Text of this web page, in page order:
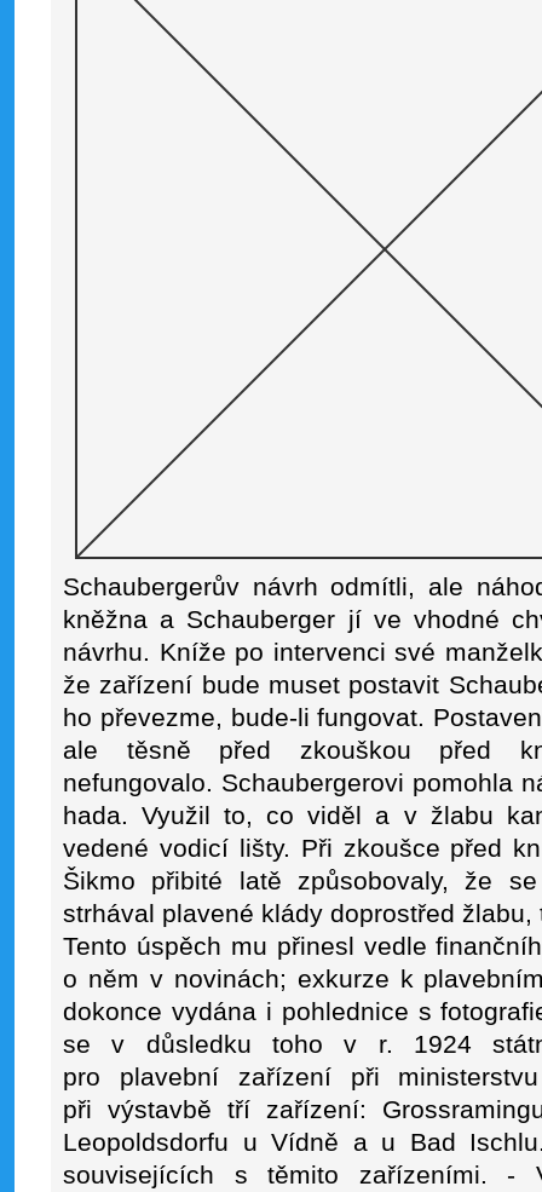
Schaubergerův návrh odmítli, ale
kněžna a Schauberger jí ve vhodné
návrhu. Kníže po intervenci své
že zařízení bude muset postavit
ho převezme, bude-li fungovat.
ale těsně před zkouškou před
nefungovalo. Schaubergerovi pomohla
hada. Využil to, co viděl a v žlabu
vedené vodicí lišty. Při zkoušce před
Šikmo přibité latě způsobovaly, že
strhával plavené klády doprostřed
Tento úspěch mu přinesl vedle
o něm v novinách; exkurze k
dokonce vydána i pohlednice s
se v důsledku toho v r. 1924
pro plavební zařízení při
při výstavbě tří zařízení:
Leopoldsdorfu u Vídně a u Bad
souvisejících s těmito zařízeními. -